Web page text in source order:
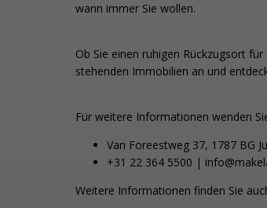
wann immer Sie wollen.
Ob Sie einen ruhigen Rückzugsort
stehenden Immobilien an und
Für weitere Informationen wenden
Van Foreestweg 37, 1787 BG
+31 22 364 5500 |
Weitere Informationen finden Sie